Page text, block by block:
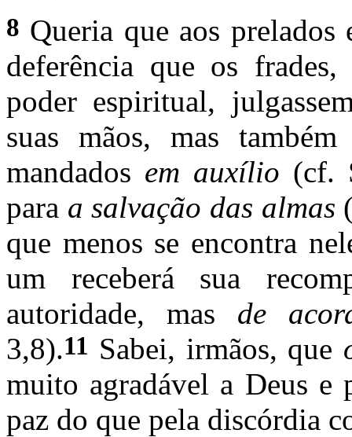
8 Queria que aos prelados
deferência que os
poder espiritual,
suas mãos, mas
mandados em auxílio (cf.
para a salvação das almas
que menos se encontra
um receberá sua
autoridade, mas de
3,8).11 Sabei, irmãos, que
muito agradável a Deus e
paz do que pela discórdia